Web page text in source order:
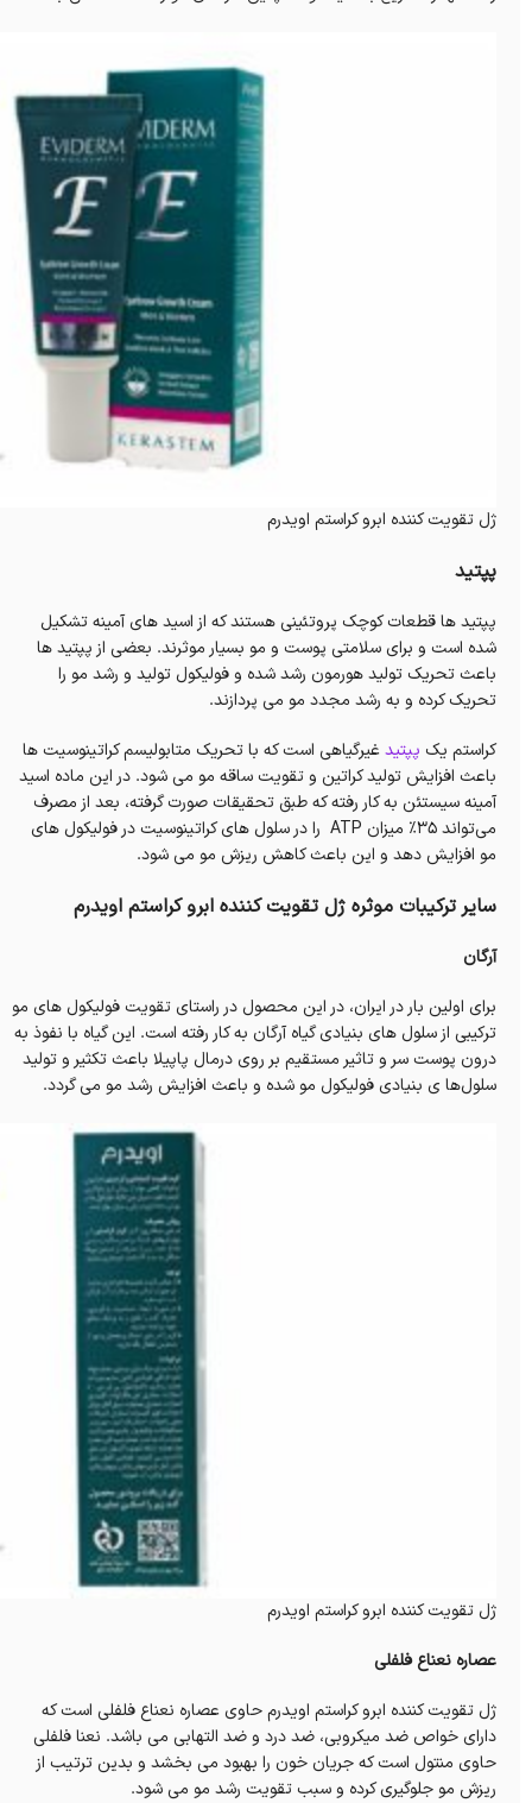
ژل تقویت کننده ابرو کراستم اویدرم
پپتید
پپتید ها قطعات کوچک پروتئینی هستند که از اسید های آمینه تشکیل
شده است و برای سلامتی پوست و مو بسیار موثرند. بعضی از پپتید ها
باعث تحریک تولید هورمون رشد شده و فولیکول تولید و رشد مو را
تحریک کرده و به رشد مجدد مو می پردازند.
کراستم یک پپتیدغیرگیاهی است که با تحریک متابولیسم کراتینوسیت ‌ها
باعث افزایش تولید کراتین و تقویت ساقه مو می شود. در این ماده اسید
آمینه سیستئن به کار رفته که طبق تحقیقات صورت گرفته، بعد از مصرف
می‌تواند 35% میزان ATP را در سلول‌ های کراتینوسیت در فولیکول‌ های
مو افزایش دهد و این باعث کاهش ریزش مو می شود.
سایر ترکیبات موثره ژل تقویت کننده ابرو کراستم اویدرم
آرگان
برای اولین بار در ایران، در این محصول در راستای تقویت فولیکول‌ های مو
ترکیبی از سلول ‌های بنیادی گیاه آرگان به کار رفته است. این گیاه با نفوذ به
درون پوست سر و تاثیر مستقیم بر روی درمال پاپیلا باعث تکثیر و تولید
سلول‌ها ی بنیادی فولیکول مو شده و باعث افزایش رشد مو می گردد.
ژل تقویت کننده ابرو کراستم اویدرم
عصاره نعناع فلفلی
ژل تقویت کننده ابرو کراستم اویدرم حاوی عصاره نعناع فلفلی است که
دارای خواص ضد میکروبی، ضد درد و ضد التهابی می باشد. نعنا فلفلی
حاوی منتول است که جریان خون را بهبود می بخشد و بدین ترتیب از
ریزش مو جلوگیری کرده و سبب تقویت رشد مو می شود.